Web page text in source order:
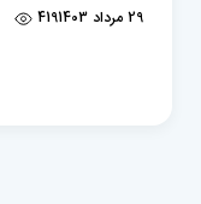
29 مرداد 1403 419